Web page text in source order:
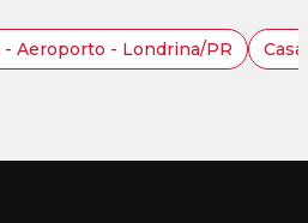
- Aeroporto - Londrina/PR